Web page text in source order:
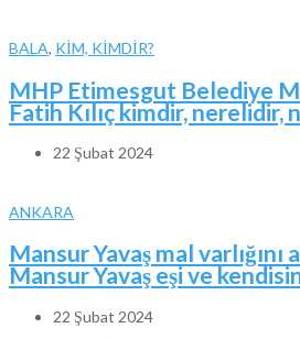
BALA, KİM, KİMDİR?
MHP Etimesgut Belediye
Fatih Kılıç kimdir, nerelidir,
22 Şubat 2024
ANKARA
Mansur Yavaş mal varlığını
Mansur Yavaş eşi ve
22 Şubat 2024